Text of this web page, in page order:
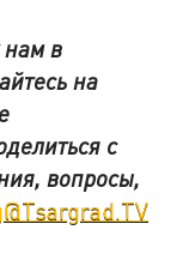
нам в
на
с
вопросы,